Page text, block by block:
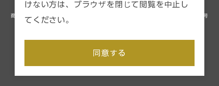
商号等／いちよし証券株式会社 金融商品取引業者 関東財務局長（金商）第24号
けない方は、ブラウザを閉じて閲覧を中止し
てください。
同意する